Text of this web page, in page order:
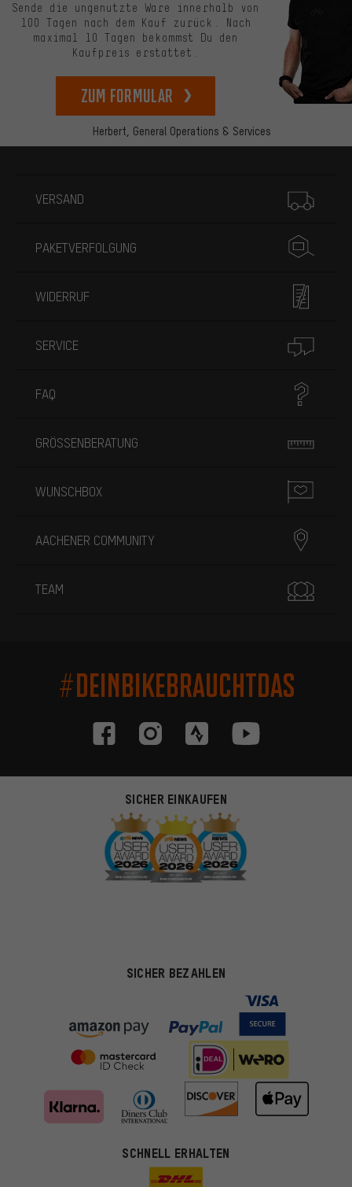
Herbert, General Operations & Services
Sende die ungenutzte Ware innerhalb von
100 Tagen nach dem Kauf zurück. Nach
maximal 10 Tagen bekommst Du den
Kaufpreis erstattet.
zum Formular
VERSAND
PAKETVERFOLGUNG
WIDERRUF
SERVICE
FAQ
GRÖSSENBERATUNG
WUNSCHBOX
AACHENER COMMUNITY
TEAM
#DEINBIKEBRAUCHTDAS
SICHER EINKAUFEN
SICHER BEZAHLEN
SCHNELL ERHALTEN